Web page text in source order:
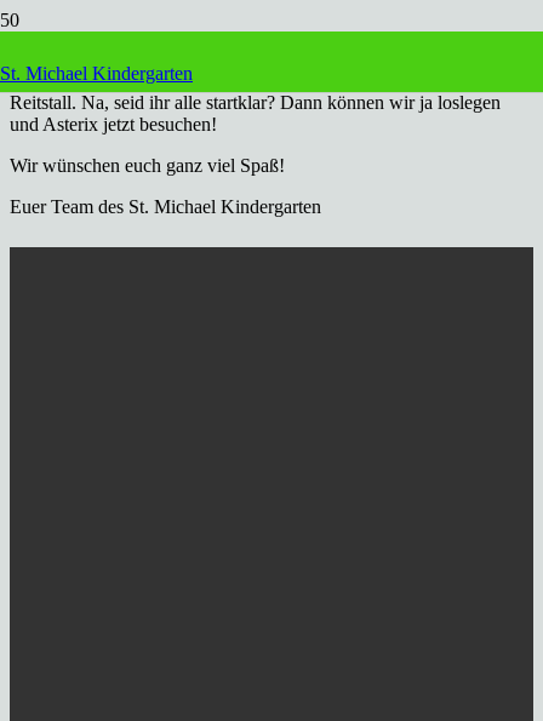
St. Michael Kindergarten
Heute ist es wieder Zeit für einen kleinen Ausflug mit Eileen zum
Reitstall. Na, seid ihr alle startklar? Dann können wir ja loslegen
und Asterix jetzt besuchen!
Wir wünschen euch ganz viel Spaß!
Euer Team des St. Michael Kindergarten